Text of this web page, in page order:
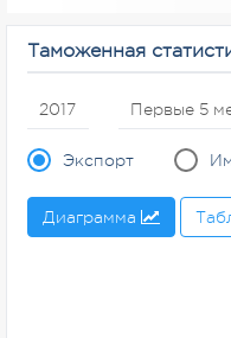
Экспорт
Диаграмма